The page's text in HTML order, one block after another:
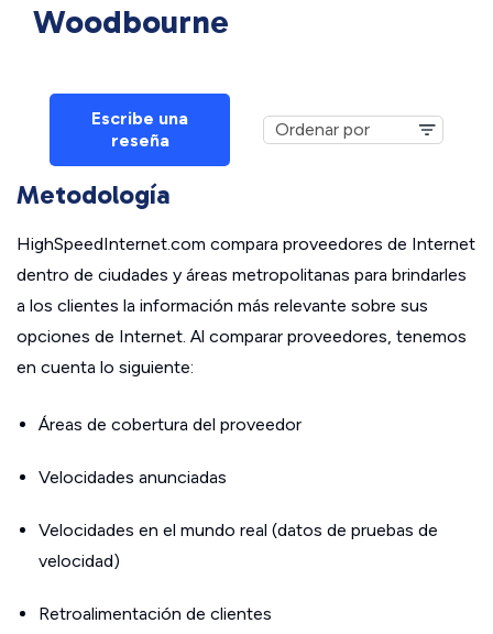
Woodbourne
Escribe una
reseña
Metodología
HighSpeedInternet.com compara proveedores de Internet
dentro de ciudades y áreas metropolitanas para brindarles
a los clientes la información más relevante sobre sus
opciones de Internet. Al comparar proveedores, tenemos
en cuenta lo siguiente:
Áreas de cobertura del proveedor
Velocidades anunciadas
Velocidades en el mundo real (datos de pruebas de
velocidad)
Retroalimentación de clientes